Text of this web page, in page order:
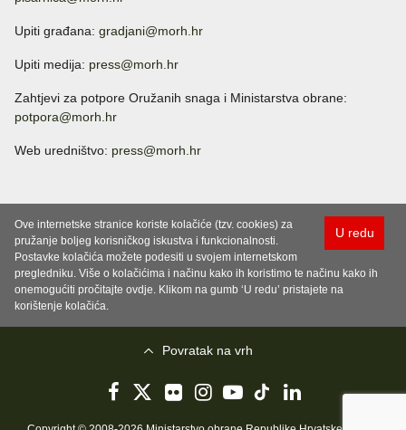
Upiti građana: gradjani@morh.hr
Upiti medija: press@morh.hr
Zahtjevi za potpore Oružanih snaga i Ministarstva obrane:
potpora@morh.hr
Web uredništvo: press@morh.hr
U redu
Ove internetske stranice koriste kolačiće (tzv. cookies) za
pružanje boljeg korisničkog iskustva i funkcionalnosti.
Postavke kolačića možete podesiti u svojem internetskom
pregledniku. Više o kolačićima i načinu kako ih koristimo te načinu kako ih
onemogućiti pročitajte ovdje. Klikom na gumb ‘U redu’ pristajete na
korištenje kolačića.
Povratak na vrh